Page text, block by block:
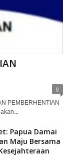
0
PEMBERHENTIAN
Papua Damai
Maju Bersama